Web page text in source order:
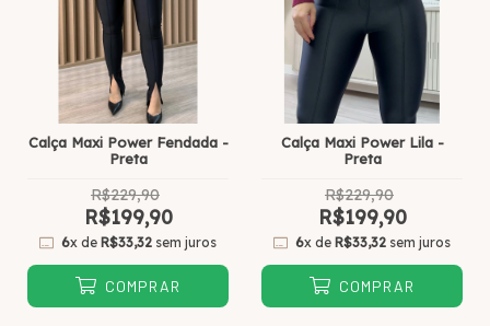
Calça Maxi Power Fendada -
Preta
R$229,90
R$199,90
6x de R$33,32 sem juros
COMPRAR
Calça Maxi Power Lila -
Preta
R$229,90
R$199,90
6x de R$33,32 sem juros
COMPRAR